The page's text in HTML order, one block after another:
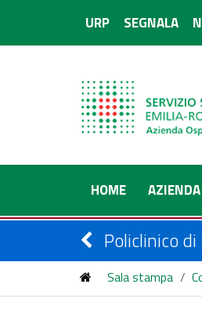
URP SEGNALA
HOME AZIENDA
Policlinico di
Sala stampa /